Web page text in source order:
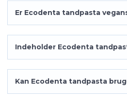
Er Ecodenta tandpasta
Indeholder Ecodenta
Kan Ecodenta tandpasta